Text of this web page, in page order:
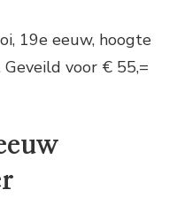
19e eeuw, hoogte
voor € 55,=